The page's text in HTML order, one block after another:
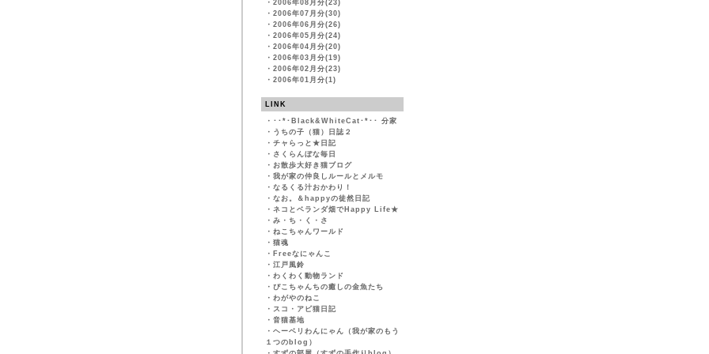
・ 2006年08月分(23)
・ 2006年07月分(30)
・ 2006年06月分(26)
・ 2006年05月分(24)
・ 2006年04月分(20)
・ 2006年03月分(19)
・ 2006年02月分(23)
・ 2006年01月分(1)
LINK
・ ･･*･Black&WhiteCat･*･･ 分家
・ うちの子（猫）日誌２
・ チャらっと★日記
・ さくらんぼな毎日
・ お散歩大好き猫ブログ
・ 我が家の仲良しルールとメルモ
・ なるくる汁おかわり！
・ なお。＆happyの徒然日記
・ ネコとベランダ畑でHappy Life★
・ み・ち・く・さ
・ ねこちゃんワールド
・ 猫魂
・ Freeなにゃんこ
・ 江戸風鈴
・ わくわく動物ランド
・ ぴこちゃんちの癒しの金魚たち
・ わがやのねこ
・ スコ・アビ猫日記
・ 音猫基地
・ ヘーベリわんにゃん（我が家のもう
１つのblog）